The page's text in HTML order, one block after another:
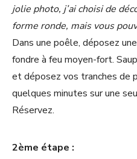
jolie photo, j’ai choisi de
forme ronde, mais vous
Dans une poêle, déposez
fondre à feu moyen-fort.
et déposez vos tranches de
quelques minutes sur une
Réservez.
2ème étape :